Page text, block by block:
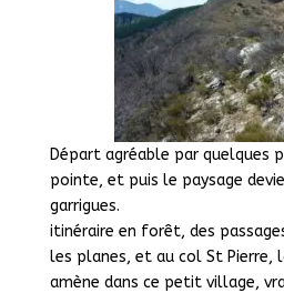
Départ agréable par quelques
pointe, et puis le paysage
garrigues.
itinéraire en forêt, des
les planes, et au col St Pierre,
amène dans ce petit village,